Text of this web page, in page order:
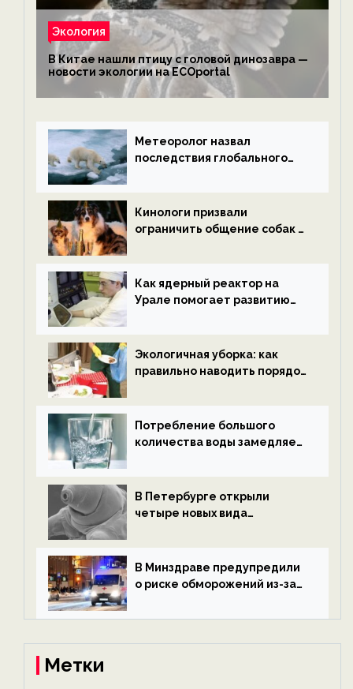
Экология
В Китае нашли птицу с головой динозавра —
новости экологии на ECOportal
Метеоролог назвал
последствия глобального
ECOportal
Кинологи призвали
ограничить общение собак с
ECOportal
Как ядерный реактор на
Урале помогает развитию
ECOportal
Экологичная уборка: как
правильно наводить порядок
Потребление большого
количества воды замедляет
В Петербурге открыли
четыре новых вида
экологии на ECOportal
В Минздраве предупредили
о риске обморожений из-за
на ECOportal
Метки